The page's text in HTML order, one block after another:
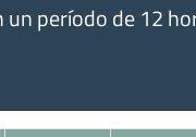
período de 12